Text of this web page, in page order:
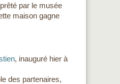
par le musée
maison gagne
, inauguré hier à
des partenaires,